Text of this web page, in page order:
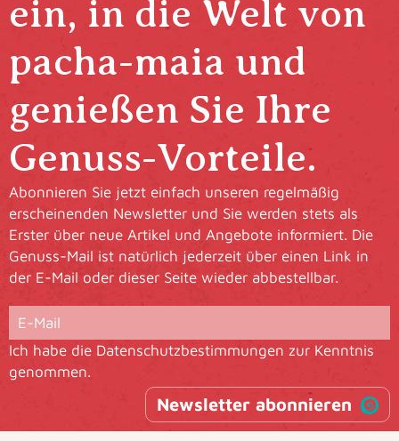
ein, in die Welt von
pacha-maia und
genießen Sie Ihre
Genuss-Vorteile.
Abonnieren Sie jetzt einfach unseren regelmäßig
erscheinenden Newsletter und Sie werden stets als
Erster über neue Artikel und Angebote informiert. Die
Genuss-Mail ist natürlich jederzeit über einen Link in
der E-Mail oder dieser Seite wieder abbestellbar.
Ich habe die Datenschutzbestimmungen zur Kenntnis
genommen.
Newsletter abonnieren